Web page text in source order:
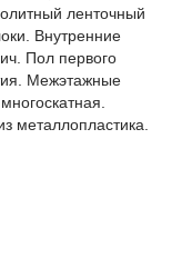
ленточный
Внутренние
Пол первого
Межэтажные
металлопластика.